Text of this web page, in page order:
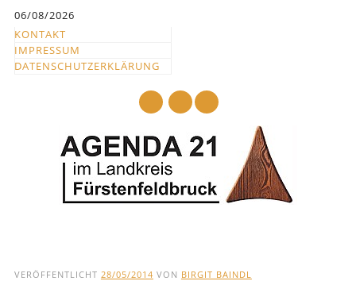
springen
06/08/2026
KONTAKT
IMPRESSUM
DATENSCHUTZERKLÄRUNG
und
VERÖFFENTLICHT 28/05/2014 VON BIRGIT BAINDL